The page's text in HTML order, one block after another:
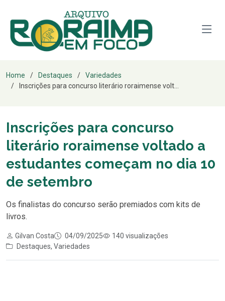
Home Destaques
Variedades
Inscrições para concurso literário roraimense volt...
Inscrições para concurso
literário roraimense voltado a
estudantes começam no dia 10
de setembro
Os finalistas do concurso serão premiados com kits de
livros.
Gilvan Costa 04/09/2025
140 visualizações
Destaques, Variedades